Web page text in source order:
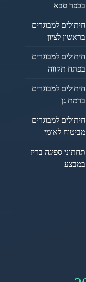
בכפר סבא
חיתולים למבוגרים
בראשון לציון
חיתולים למבוגרים
בפתח תקווה
חיתולים למבוגרים
ברמת גן
חיתולים למבוגרים
מביטוח לאומי
תחתוני ספיגה בריז
במבצע